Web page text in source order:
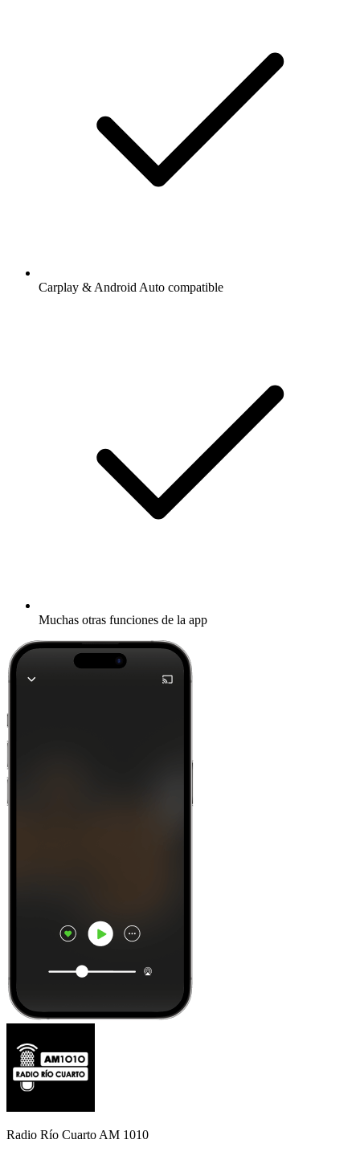
Carplay & Android Auto compatible
Muchas otras funciones de la app
Radio Río Cuarto AM 1010